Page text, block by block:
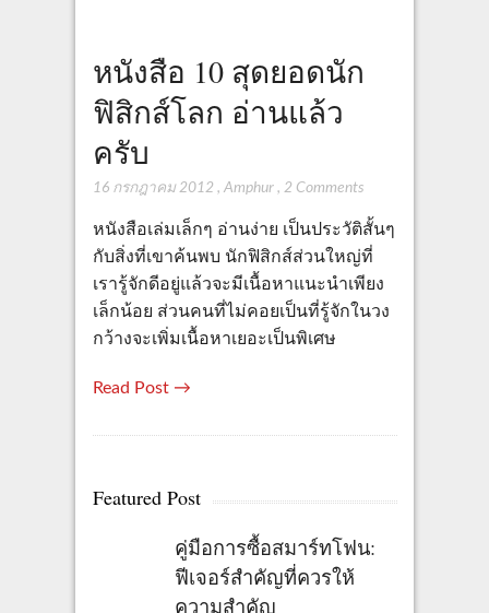
หนังสือ 10 สุดยอดนัก
ฟิสิกส์โลก อ่านแล้ว
ครับ
16 กรกฎาคม 2012 , Amphur, 2 Comments
หนังสือเล่มเล็กๆ อ่านง่าย เป็นประวัติสั้นๆ
กับสิ่งที่เขาค้นพบ นักฟิสิกส์ส่วนใหญ่ที่
เรารู้จักดีอยู่แล้วจะมีเนื้อหาแนะนำเพียง
เล็กน้อย ส่วนคนที่ไม่คอยเป็นที่รู้จักในวง
กว้างจะเพิ่มเนื้อหาเยอะเป็นพิเศษ
Read Post →
Featured Post
คู่มือการซื้อสมาร์ทโฟน:
ฟีเจอร์สำคัญที่ควรให้
ความสำคัญ